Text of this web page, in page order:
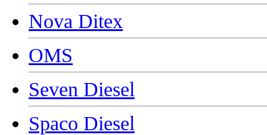
Nova Ditex
OMS
Seven Diesel
Spaco Diesel